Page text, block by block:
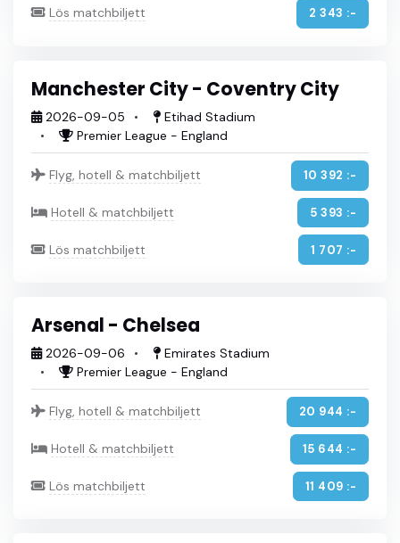
Lös matchbiljett 2 343 :-
Manchester City - Coventry City
2026-09-05
Etihad Stadium
Premier League - England
Flyg, hotell & matchbiljett 10 392 :-
Hotell & matchbiljett 5 393 :-
Lös matchbiljett 1 707 :-
Arsenal - Chelsea
2026-09-06
Emirates Stadium
Premier League - England
Flyg, hotell & matchbiljett 20 944 :-
Hotell & matchbiljett 15 644 :-
Lös matchbiljett 11 409 :-